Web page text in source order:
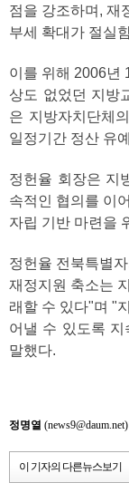
점을 강조하며, 재
부세 확대가 절실
이를 위해 2006년
상도 없었던 지방
은 지방자치단체
일정기간 정산 유
정헌율 회장은 지
속적인 협의를 이
자립 기반 마련을
정헌율 전북특별
재정지원 축소는
래할 수 있다"며 "
어낼 수 있도록
말했다.
정명열 (news9@daum.net)
이 기자의 다른뉴스보기